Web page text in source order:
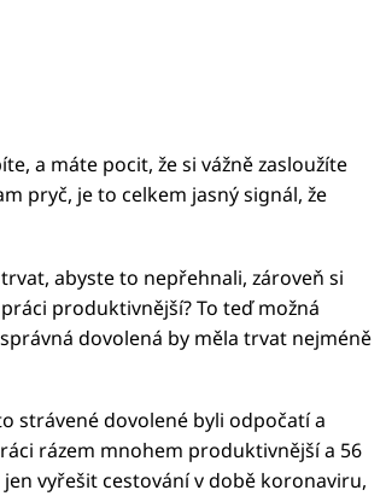
a máte pocit, že si vážně zasloužíte
pryč, je to celkem jasný signál, že
abyste to nepřehnali, zároveň si
produktivnější? To teď možná
dovolená by měla trvat nejméně
strávené dovolené byli odpočatí a
rázem mnohem produktivnější a 56
vyřešit cestování v době koronaviru,